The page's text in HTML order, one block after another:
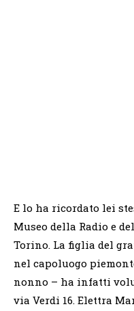
E lo ha ricordato lei
Museo della Radio e
Torino. La figlia del
nel capoluogo
nonno – ha infatti
via Verdi 16. Elettra